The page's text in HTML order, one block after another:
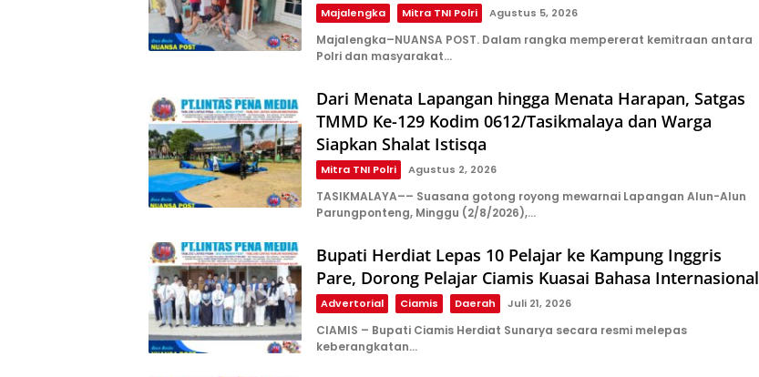
Majalengka Mitra TNI Polri Agustus 5, 2026
Majalengka–NUANSA POST. Dalam rangka mempererat kemitraan antara
Polri dan masyarakat…
Dari Menata Lapangan hingga Menata Harapan, Satgas
TMMD Ke-129 Kodim 0612/Tasikmalaya dan Warga
Siapkan Shalat Istisqa
Mitra TNI Polri Agustus 2, 2026
TASIKMALAYA–– Suasana gotong royong mewarnai Lapangan Alun-Alun
Parungponteng, Minggu (2/8/2026),…
Bupati Herdiat Lepas 10 Pelajar ke Kampung Inggris
Pare, Dorong Pelajar Ciamis Kuasai Bahasa Internasional
Advertorial Ciamis Daerah Juli 21, 2026
CIAMIS – Bupati Ciamis Herdiat Sunarya secara resmi melepas
keberangkatan…